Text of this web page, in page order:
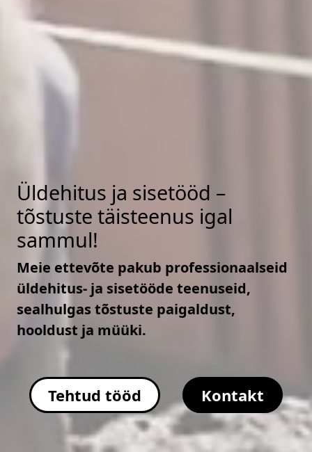
Üldehitus ja sisetööd –
tõstuste täisteenus igal
sammul!
Meie ettevõte pakub professionaalseid
üldehitus- ja sisetööde teenuseid,
sealhulgas tõstuste paigaldust,
hooldust ja müüki.
Tehtud tööd Kontakt